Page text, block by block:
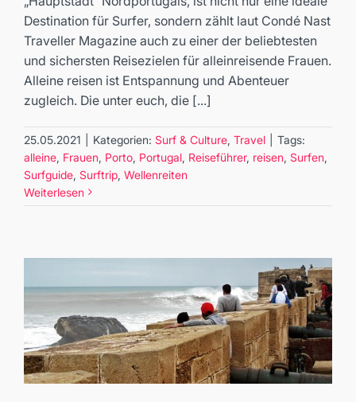
Destination für Surfer, sondern zählt laut Condé Nast
Traveller Magazine auch zu einer der beliebtesten
und sichersten Reisezielen für alleinreisende Frauen.
Alleine reisen ist Entspannung und Abenteuer
zugleich. Die unter euch, die [...]
25.05.2021 Kategorien: Surf & Culture, Travel
Tags:
alleine, Frauen, Porto, Portugal, Reiseführer, reisen, Surfen,
Surfguide, Surftrip, Wellenreiten
Weiterlesen